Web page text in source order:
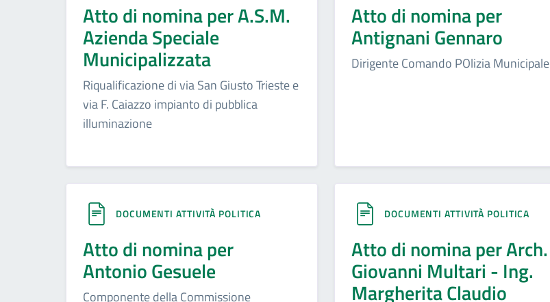
Atto di nomina per A.S.M.
Azienda Speciale
Municipalizzata
Riqualificazione di via San Giusto Trieste e
via F. Caiazzo impianto di pubblica
illuminazione
Atto di nomina per
Antignani Gennaro
Dirigente Comando POlizia Municipale
DOCUMENTI ATTIVITÀ POLITICA
Atto di nomina per
Antonio Gesuele
Componente della Commissione
DOCUMENTI ATTIVITÀ POLITICA
Atto di nomina per Arch.
Giovanni Multari - Ing.
Margherita Claudio